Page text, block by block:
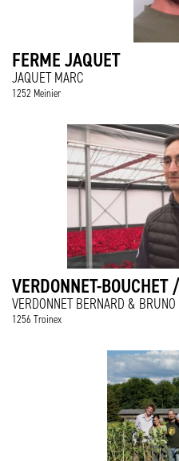
FERME JAQUET
JAQUET MARC
1252 Meinier
VERDONNET-
VERDONNET BERNARD & BRUNO
1256 Troinex